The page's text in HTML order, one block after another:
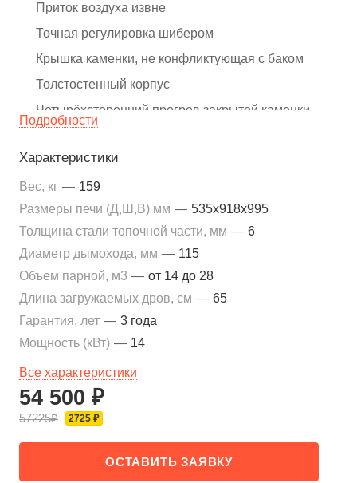
Приток воздуха извне
Точная регулировка шибером
Крышка каменки, не конфликтующая с баком
Толстостенный корпус
Четырёхсторонний прогрев закрытой каменки
Металлическая дверца с воздушной завесой
Подробности
Характеристики
Вес, кг — 159
Размеры печи (Д,Ш,В) мм — 535х918х995
Толщина стали топочной части, мм — 6
Диаметр дымохода, мм — 115
Объем парной, м3 — от 14 до 28
Длина загружаемых дров, см — 65
Гарантия, лет — 3 года
Мощность (кВт) — 14
Все характеристики
54 500 ₽
57225₽ 2725 ₽
ОСТАВИТЬ ЗАЯВКУ